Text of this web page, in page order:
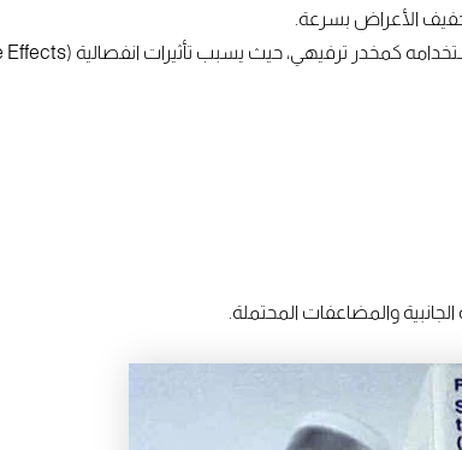
الأعراض بسرعة.
والمضاعفات المحتملة.